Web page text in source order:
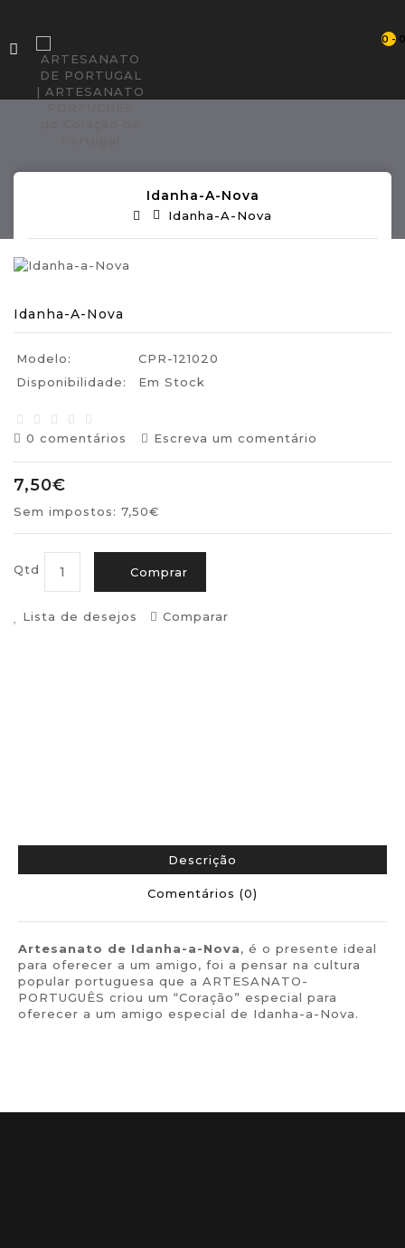
0 -
Idanha-A-Nova
Idanha-A-Nova
Idanha-A-Nova
Modelo:
CPR-121020
Disponibilidade:
Em Stock
0 comentários Escreva um comentário
7,50€
Sem impostos: 7,50€
Qtd Comprar
Lista de desejos Comparar
Descrição
Comentários (0)
Artesanato de Idanha-a-Nova, é o presente ideal
para oferecer a um amigo, foi a pensar na cultura
popular portuguesa que a ARTESANATO-
PORTUGUÊS criou um “Coração” especial para
oferecer a um amigo especial de Idanha-a-Nova.